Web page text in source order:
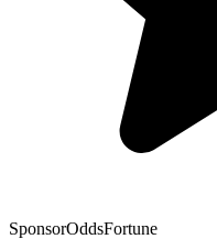
SponsorOddsFortune